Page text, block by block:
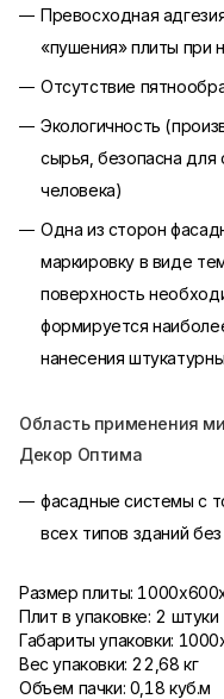
Превосходная
«пушения» плиты при
Отсутствие
Экологичность
сырья, безопасна
человека)
Одна из сторон
маркировку в виде
поверхность
формируется
нанесения
Область применения
Декор Оптима
фасадные системы с
всех типов зданий
​Размер плиты:
Плит в упаковке: 2 штуки
Габариты упаковки:
Вес упаковки: 22,68 кг
Объем пачки: 0,18 куб.м